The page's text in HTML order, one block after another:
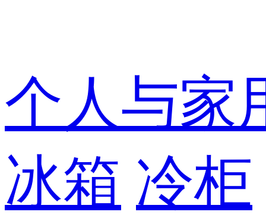
个人与家
冰箱 冷柜